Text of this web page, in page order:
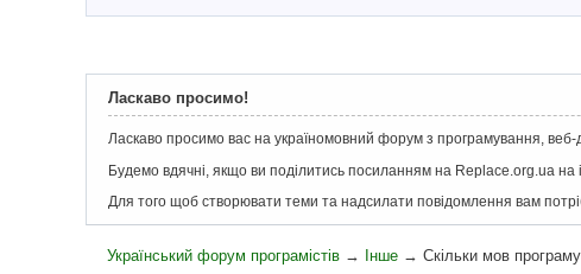
Ласкаво просимо!
Ласкаво просимо вас на україномовний форум з програмування,
Будемо вдячні, якщо ви поділитись посиланням на Replace.org.ua на
Для того щоб створювати теми та надсилати повідомлення вам
Український форум програмістів → Інше →Скільки мов